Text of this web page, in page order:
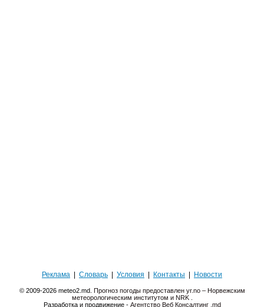
Реклама Словарь Условия Контакты Новости
© 2009-2026 meteo2.md. Прогноз погоды предоставлен yr.no – Норвежским
метеорологическим институтом и NRK
Разработка и продвижение - Агентство Веб Консалтинг .md